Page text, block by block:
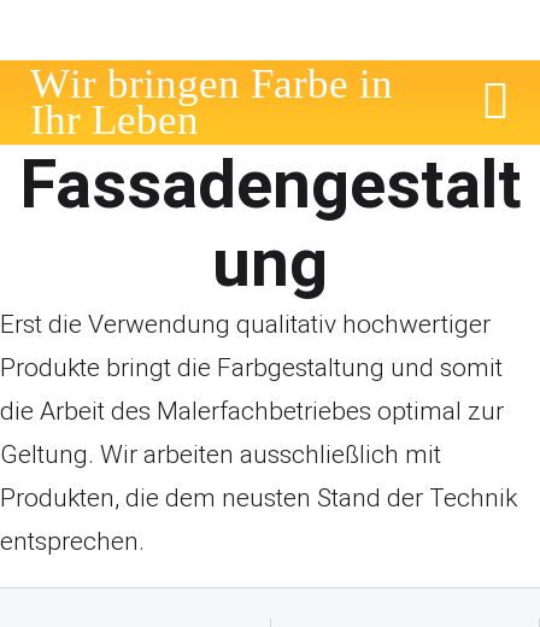
Wir bringen Farbe in
Ihr Leben
Fassadengestalt
ung
Erst die Verwendung qualitativ hochwertiger
Produkte bringt die Farbgestaltung und somit
die Arbeit des Malerfachbetriebes optimal zur
Geltung. Wir arbeiten ausschließlich mit
Produkten, die dem neusten Stand der Technik
entsprechen.